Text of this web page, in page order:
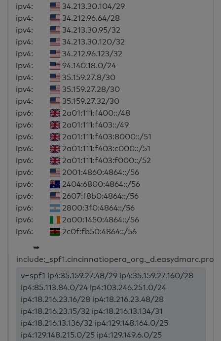
ipv4:
34.213.30.104/29
ipv4:
34.212.96.64/28
ipv4:
34.213.30.95/32
ipv4:
34.213.30.120/32
ipv4:
34.212.96.123/32
ipv4:
94.140.18.0/24
ipv4:
35.159.27.8/30
ipv4:
35.159.27.28/30
ipv4:
35.159.27.32/30
ipv6:
2a01:111:f400::/48
ipv6:
2a01:111:f403::/49
ipv6:
2a01:111:f403:8000::/51
ipv6:
2a01:111:f403:c000::/51
ipv6:
2a01:111:f403:f000::/52
ipv6:
2001:4860:4864::/56
ipv6:
2404:6800:4864::/56
ipv6:
2607:f8b0:4864::/56
ipv6:
2800:3f0:4864::/56
ipv6:
2a00:1450:4864::/56
ipv6:
2c0f:fb50:4864::/56
➥
include:_spf1.cincinnatiopera_org._d.easydmarc.pro
v=spf1 ip4:35.159.27.48/29 ip4:35.159.27.160/28
ip4:85.113.84.0/24 ip4:103.246.251.0/24
ip4:18.216.23.16/28 ip4:18.216.23.48/28
ip4:18.216.23.15/32 ip4:18.216.13.134/31
ip4:18.216.13.136/32 ip4:129.148.164.0/25
ip4:129.148.215.0/25 ip4:129.149.6.0/25